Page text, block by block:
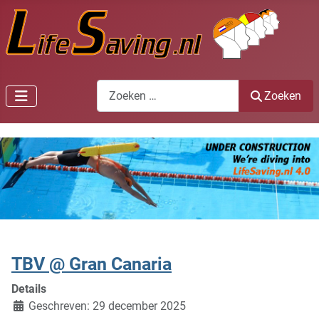
Zoeken
Zoeken
TBV @ Gran Canaria
Details
Geschreven: 29 december 2025